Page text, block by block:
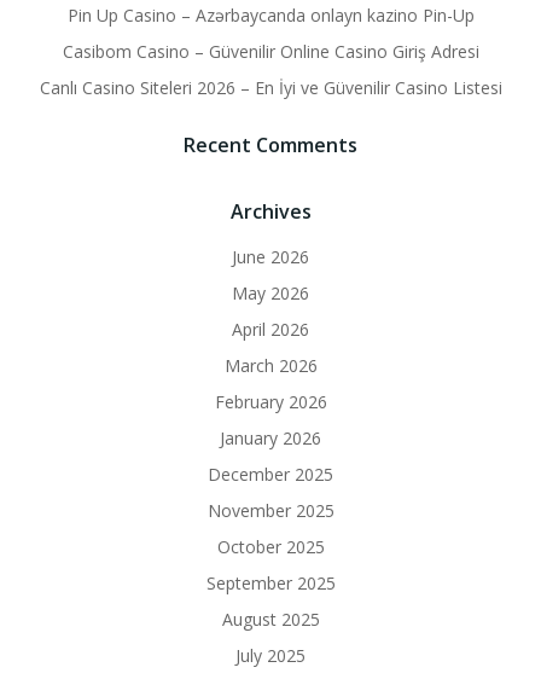
Pin Up Casino – Azərbaycanda onlayn kazino Pin-Up
Casibom Casino – Güvenilir Online Casino Giriş Adresi
Canlı Casino Siteleri 2026 – En İyi ve Güvenilir Casino Listesi
Recent Comments
Archives
June 2026
May 2026
April 2026
March 2026
February 2026
January 2026
December 2025
November 2025
October 2025
September 2025
August 2025
July 2025